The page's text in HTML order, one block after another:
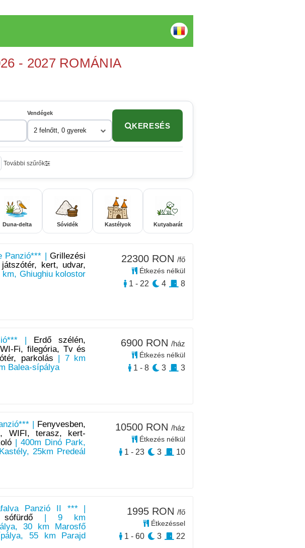
- 2027 ROMÁNIA
Vendégek
2 felnőtt, 0 gyerek
KERESÉS
További szűrők
Duna-delta Sóvidék Kastélyok Kutyabarát
Panzió*** |Grillezési
kert, udvar,
Ghiughiu kolostor
22300 RON /fő
Étkezés nélkül
1 - 22 4 8
|
Erdő szélén,
Fi, filegória, Tv és
parkolás | 7 km
Balea-sípálya
6900 RON /ház
Étkezés nélkül
1 - 8 3 3
|
Fenyvesben,
WIFI, terasz, kert-
| 400m Dinó Park,
25km Predeál
10500 RON /ház
Étkezés nélkül
1 - 23 3 10
Panzió II *** |
| 9 km
30 km Marosfő
55 km Parajd
1995 RON /fő
Étkezéssel
1 - 60 3 22